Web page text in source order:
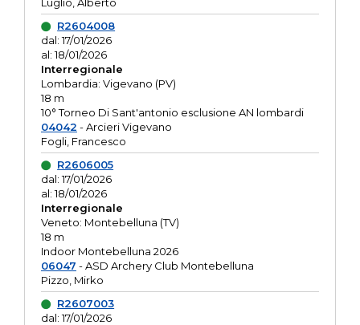
R2604008
dal: 17/01/2026
al: 18/01/2026
Interregionale
Lombardia: Vigevano (PV)
18 m
10° Torneo Di Sant'antonio esclusione AN lombardi
04042 - Arcieri Vigevano
Fogli, Francesco
R2606005
dal: 17/01/2026
al: 18/01/2026
Interregionale
Veneto: Montebelluna (TV)
18 m
Indoor Montebelluna 2026
06047 - ASD Archery Club Montebelluna
Pizzo, Mirko
R2607003
dal: 17/01/2026